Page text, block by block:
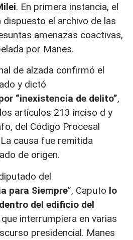
. En primera instancia, el
dispuesto el archivo de las
amenazas coactivas,
por Manes.
de alzada confirmó el
y dictó
“inexistencia de delito”,
artículos 213 inciso d y
del Código Procesal
causa fue remitida
de origen.
del
para Siempre”, Caputo lo
del edificio del
interrumpiera en varias
presidencial. Manes